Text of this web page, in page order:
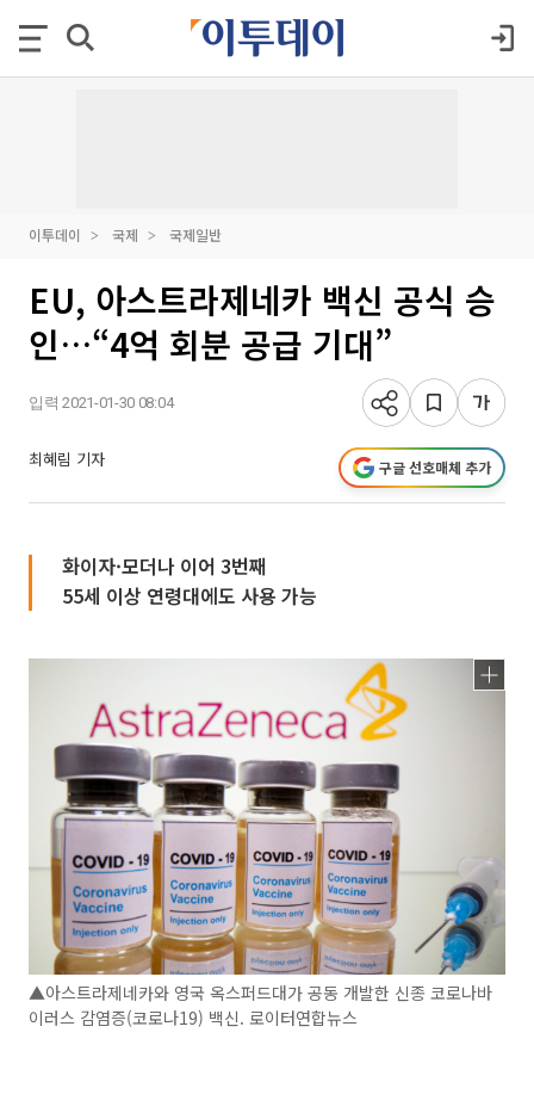
이투데이 국제 국제일반
EU, 아스트라제네카 백신 공식 승
인…“4억 회분 공급 기대”
입력 2021-01-30 08:04
최혜림 기자 구글 선호매체 추가
화이자·모더나 이어 3번째
55세 이상 연령대에도 사용 가능
▲아스트라제네카와 영국 옥스퍼드대가 공동 개발한 신종 코로나바
이러스 감염증(코로나19) 백신. 로이터연합뉴스